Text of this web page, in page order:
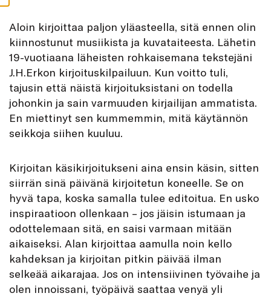
Aloin kirjoittaa paljon yläasteella, sitä ennen olin
kiinnostunut musiikista ja kuvataiteesta. Lähetin
19-vuotiaana läheisten rohkaisemana tekstejäni
J.H.Erkon kirjoituskilpailuun. Kun voitto tuli,
tajusin että näistä kirjoituksistani on todella
johonkin ja sain varmuuden kirjailijan ammatista.
En miettinyt sen kummemmin, mitä käytännön
seikkoja siihen kuuluu.
Kirjoitan käsikirjoitukseni aina ensin käsin, sitten
siirrän sinä päivänä kirjoitetun koneelle. Se on
hyvä tapa, koska samalla tulee editoitua. En usko
inspiraatioon ollenkaan – jos jäisin istumaan ja
odottelemaan sitä, en saisi varmaan mitään
aikaiseksi. Alan kirjoittaa aamulla noin kello
kahdeksan ja kirjoitan pitkin päivää ilman
selkeää aikarajaa. Jos on intensiivinen työvaihe ja
olen innoissani, työpäivä saattaa venyä yli